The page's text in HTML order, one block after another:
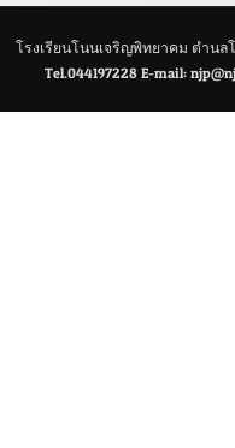
โรงเรียนโนนเจริญพิทยาคม ตำนล
Tel.044197228 E-mail: